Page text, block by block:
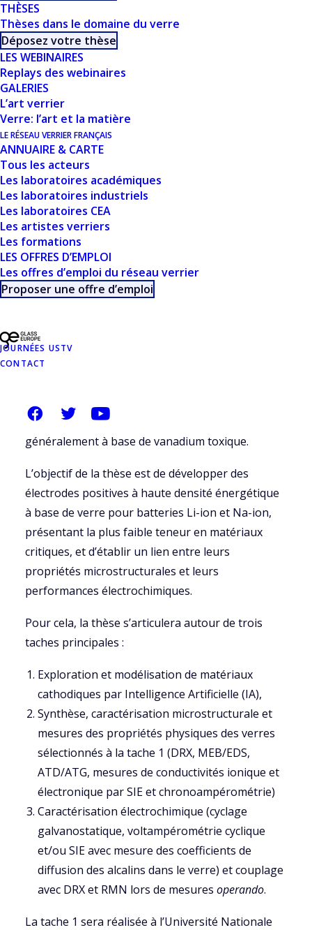
THÈSES
Thèses dans le domaine du verre
Déposez votre thèse
LES WEBINAIRES
Replays des webinaires
GALERIES
L’art verrier
Verre: l’art et la matière
LE RÉSEAU VERRIER FRANÇAIS
ANNUAIRE & CARTE
Tous les acteurs
Les laboratoires académiques
Les laboratoires industriels
Les laboratoires CEA
Les artistes verriers
Les formations
LES OFFRES D’EMPLOI
Les offres d’emploi du réseau verrier
Proposer une offre d’emploi
JOURNÉES USTV
CONTACT
avancées, et enfin l’élaboration et l’évaluation des
performances des matériaux synthétisés.
DESCRIPTION
Les cathodes amorphes pour batteries Li-ion
connaissent un regain d’intérêt grâce à leurs
capacités pratiques pouvant dépasser celles des
matériaux cathodiques à base d’oxyde
commerciaux conventionnels. Malgré des
tensions de cellule légèrement inférieures, cela
pourrait conduire à des améliorations
significatives de la densité énergétique.
Néanmoins, les matériaux cathodiques amorphes
pratique : i) Capacité irréversible élevée, ii) Faible
conductivité électronique, iii) Cyclabilité limitée, iv)
impliqués en raison de leur état amorphe, v)
Compositions de cathodes vitreuses
généralement à base de vanadium toxique.
L’objectif de la thèse est de développer des
électrodes positives à haute densité énergétique
à base de verre pour batteries Li-ion et Na-ion,
présentant la plus faible teneur en matériaux
critiques, et d’établir un lien entre leurs
propriétés microstructurales et leurs
performances électrochimiques.
Pour cela, la thèse s’articulera autour de trois
taches principales :
Exploration et modélisation de matériaux
cathodiques par Intelligence Artificielle (IA),
Synthèse, caractérisation microstructurale et
mesures des propriétés physiques des verres
sélectionnés à la tache 1 (DRX, MEB/EDS,
ATD/ATG, mesures de conductivités ionique et
électronique par SIE et chronoampérométrie)
Caractérisation électrochimique (cyclage
galvanostatique, voltampérométrie cyclique
et/ou SIE avec mesure des coefficients de
diffusion des alcalins dans le verre) et couplage
avec DRX et RMN lors de mesures operando.
La tache 1 sera réalisée à l’Université Nationale